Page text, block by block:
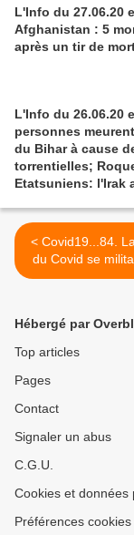
L'Info du 27.06.20
Afghanistan : 5
après un tir de
L'Info du 26.06.20
personnes
du Bihar à cause
torrentielles;
Etatsuniens: l'Irak
< Covid19...84. La gestion
du Covid se
Hébergé par
Top articles
Pages
Contact
Signaler un abus
C.G.U.
Cookies et données
Préférences cookies